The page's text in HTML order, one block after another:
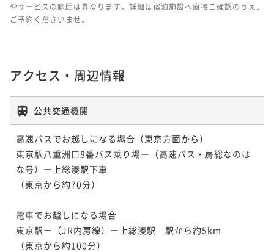
やサービスの範囲は異なります。詳細は宿泊施設へ直接ご確認のうえ、
ご予約くださいませ。
アクセス・周辺情報
公共交通機関
高速バスでお越しになる場合（東京方面から）
東京駅八重洲口8番バス乗り場ー（高速バス・房総なのは
な号）ー上総湊駅下車
（東京から約70分）
電車でお越しになる場合
東京駅ー（JR内房線）ー上総湊駅　駅から約5km
（東京から約100分）